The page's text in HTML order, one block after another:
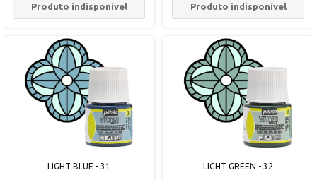
Produto indisponível Produto indisponível
LIGHT BLUE - 31 LIGHT GREEN - 32